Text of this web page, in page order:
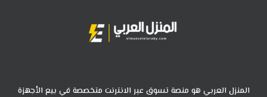
المنزل العربي هو منصة تسوق عبر الانترنت متخصصة في بيع الأجهزة